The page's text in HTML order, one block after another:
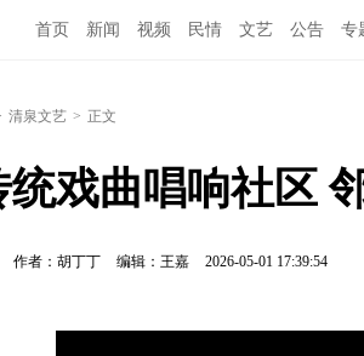
首页 新闻 视频 民情 文艺 公告 专
清泉文艺 > 正文
戏曲唱响社区
作者：胡丁丁 编辑：王嘉 2026-05-01 17:39:54